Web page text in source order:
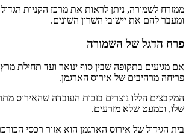
ממזרח לשמורה, ניתן לראות את מרכז הקניות
ומעבר להם את יישובי השרון השונים.
פרח הדגל של השמורה
אם מגיעים בתקופה שבין סוף ינואר ועד תחילת מרץ,
פריחה מרהיבים של אירוס הארגמן.
המקבצים הללו נוצרים בזכות העובדה שהאירוס
שלו, וכמעט שלא מזרעים.
בית הגידול של אירוס הארגמן הוא אזור רכסי